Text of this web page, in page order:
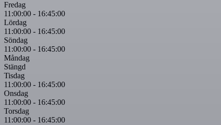
Fredag
11:00:00 - 16:45:00
Lördag
11:00:00 - 16:45:00
Söndag
11:00:00 - 16:45:00
Måndag
Stängd
Tisdag
11:00:00 - 16:45:00
Onsdag
11:00:00 - 16:45:00
Torsdag
11:00:00 - 16:45:00